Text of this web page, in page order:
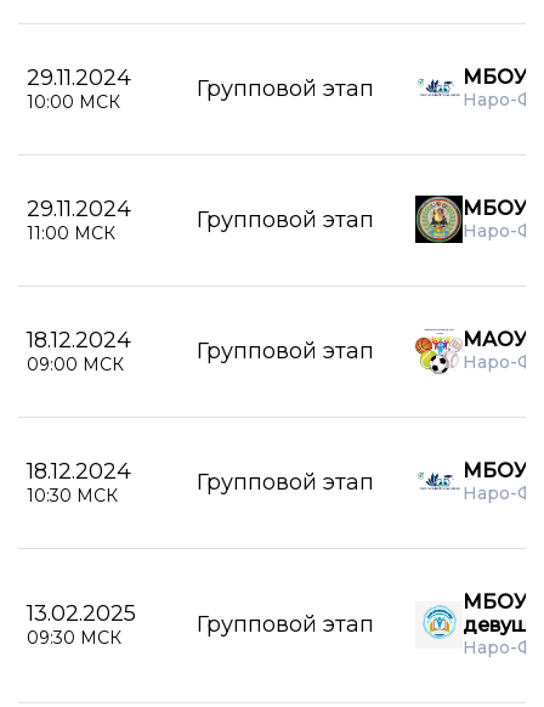
29.11.2024
10:00 МСК Групповой этап МБОУ
Наро-
29.11.2024
11:00 МСК Групповой этап МБОУ
Наро-
18.12.2024
09:00 МСК Групповой этап МАОУ
Наро-
18.12.2024
10:30 МСК Групповой этап МБОУ
Наро-
13.02.2025
09:30 МСК Групповой этап
МБОУ
Наро-